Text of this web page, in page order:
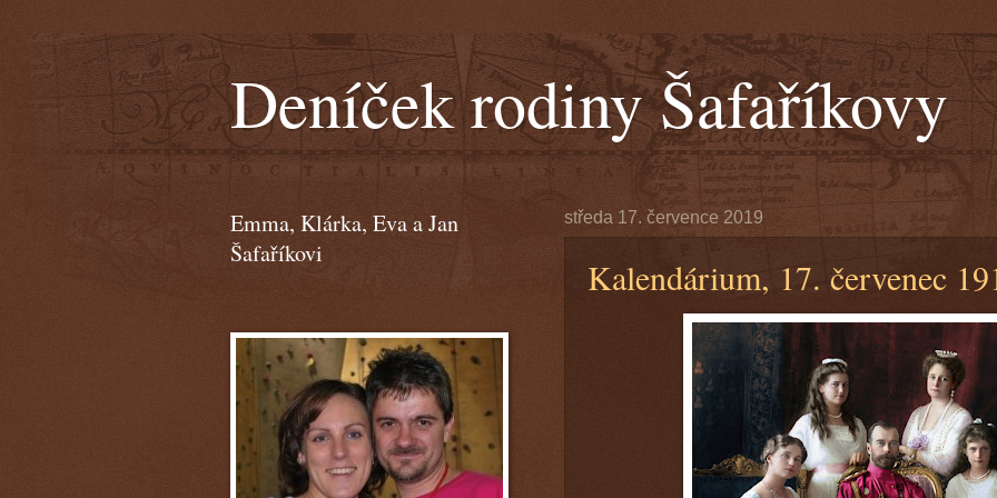
Deníček rodiny Šafaříkovy
středa 17. července 2019
Kalendárium, 17. červenec
Emma, Klárka, Eva a Jan
Šafaříkovi